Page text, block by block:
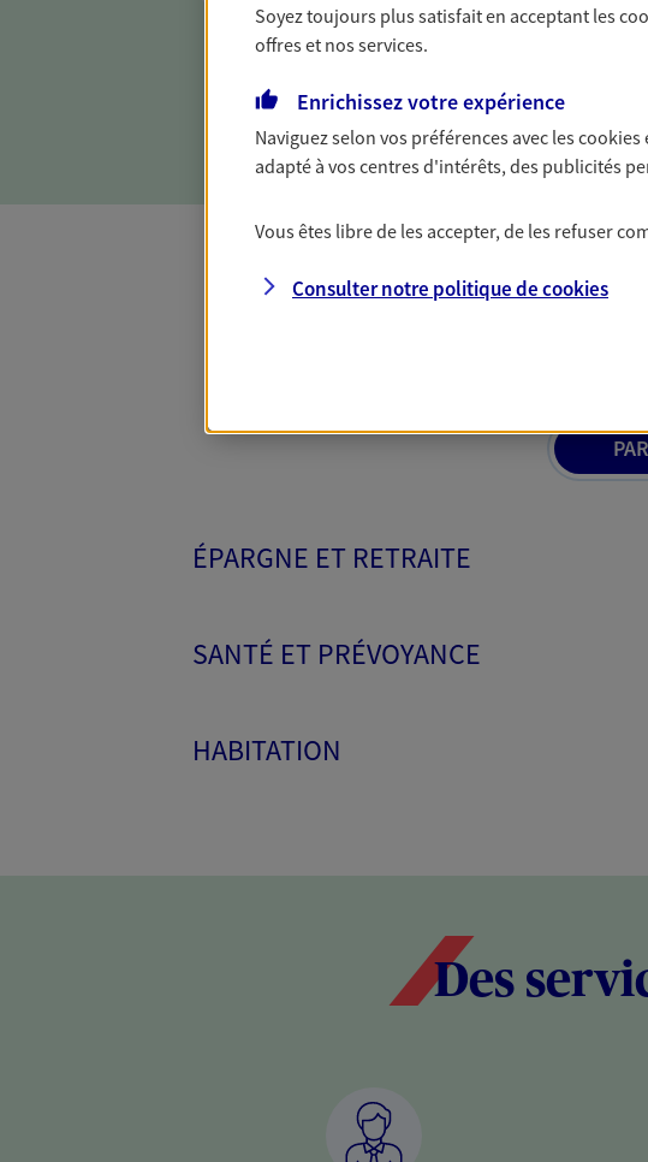
Épargne responsable, solidaire,
mots, nos engagements sont concrets.
préoccupations environnementales et
Toutes nos
ÉPARGNE ET RETRAITE
SANTÉ ET PRÉVOYANCE
HABITATION
Des
Soyez toujours plus satisfait en acceptant les
offres et nos services.
Enrichissez votre expérience
Naviguez selon vos préférences avec lescookies
adapté à vos centres d'intérêts, des publicités
Vous êtes libre de les accepter, de les refuser
Consulter notre politique decookies